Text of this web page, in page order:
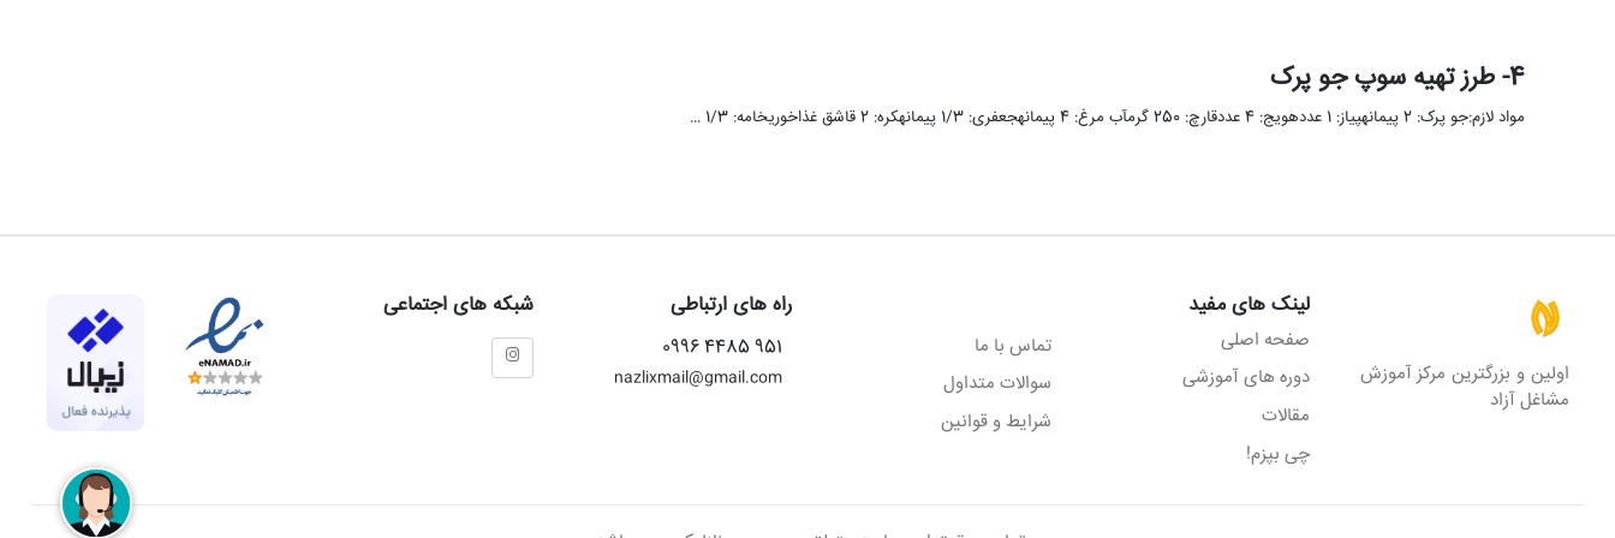
4- طرز تهیه سوپ جو پرک
مواد لازم:جو پرک: 2 پیمانهپیاز: 1 عددهویج: 4 عددقارچ: 250 گرمآب مرغ: 4 پیمانهجعفری: 1/3 پیمانهکره: 2 قاشق غذاخوریخامه: 1/3 …
اولین و بزرگترین مرکز آموزش
مشاغل آزاد
لینک های مفید
صفحه اصلی
دوره های آموزشی
مقالات
چی بپزم!
تماس با ما
سوالات متداول
شرایط و قوانین
راه های ارتباطی
951 4485 0996
nazlixmail@gmail.com
شبکه های اجتماعی